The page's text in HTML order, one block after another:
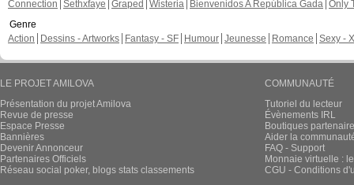
Shizuka a publié ces pages :
Nouvelle sortie
En Français,